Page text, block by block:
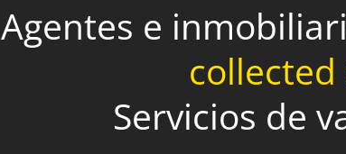
Agentes e
Servicios de